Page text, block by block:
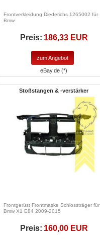
Frontverkleidung Diederichs 1265002 für
Bmw
Preis: 186,33 EUR
zum Angebot
eBay.de (*)
Stoßstangen & -verstärker
Frontgerüst Frontmaske Schlossträger für
Bmw X1 E84 2009-2015
Preis: 160,00 EUR